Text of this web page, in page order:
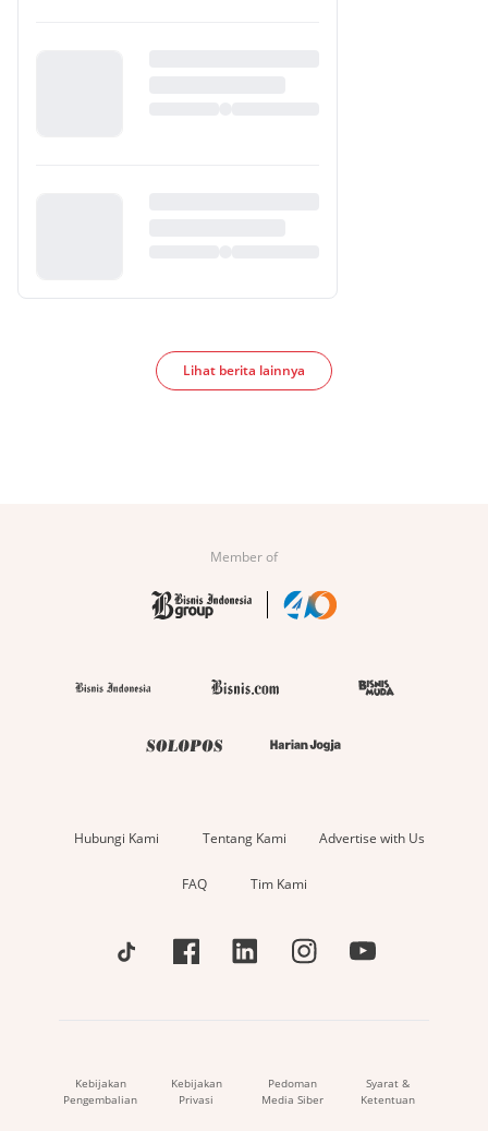
Lihat berita lainnya
Member of
Hubungi Kami Tentang Kami Advertise with Us
FAQ Tim Kami
Kebijakan
Pengembalian
Kebijakan
Privasi
Pedoman
Media Siber
Syarat &
Ketentuan